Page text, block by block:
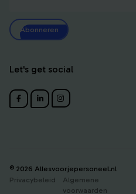
Abonneren
Let's get social
© 2026 Allesvoorjepersoneel.nl
Privacybeleid
Algemene
voorwaarden